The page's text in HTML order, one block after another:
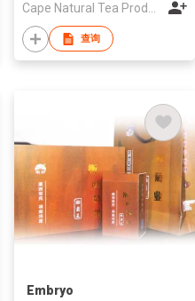
Cape Natural Tea Products
查询
Embryo